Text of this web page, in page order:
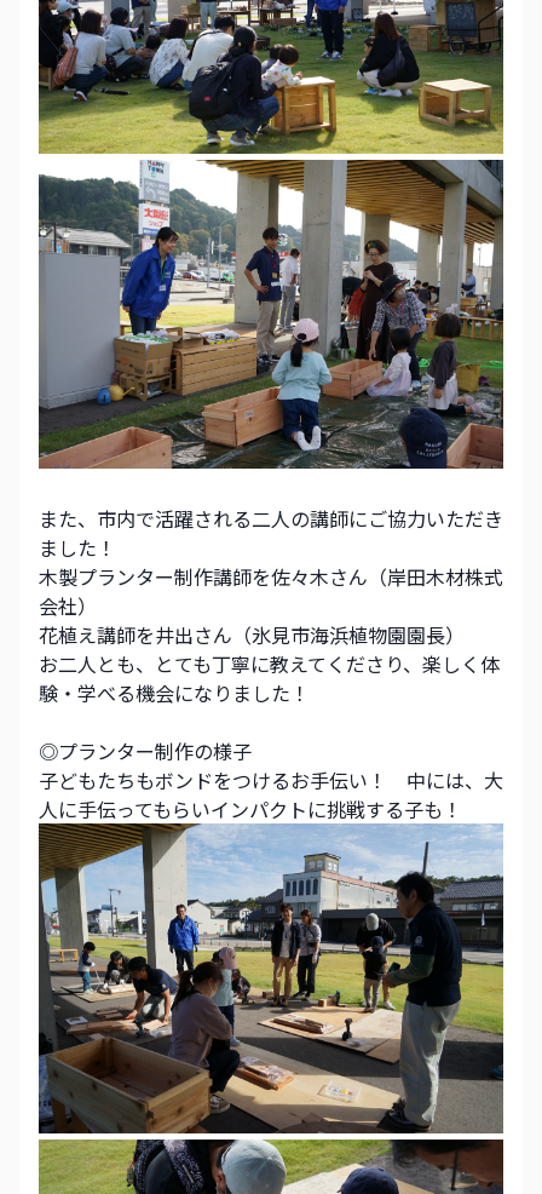
また、市内で活躍される二人の講師にご協力いただき
ました！
木製プランター制作講師を佐々木さん（岸田木材株式
会社）
花植え講師を井出さん（氷見市海浜植物園園長）
お二人とも、とても丁寧に教えてくださり、楽しく体
験・学べる機会になりました！
◎プランター制作の様子
子どもたちもボンドをつけるお手伝い！　中には、大
人に手伝ってもらいインパクトに挑戦する子も！